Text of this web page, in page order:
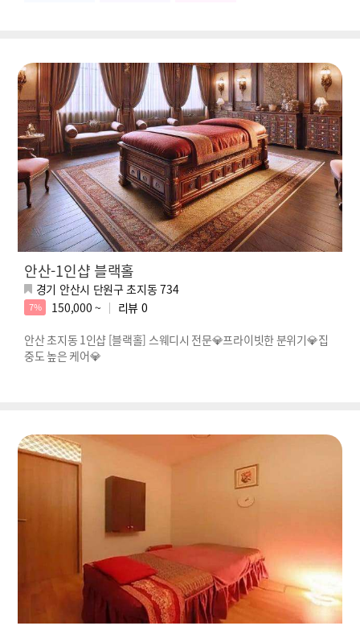
안산-1인샵 블랙홀
경기 안산시 단원구 초지동 734
7% 150,000 ~ 리뷰 0
안산 초지동 1인샵 [블랙홀] 스웨디시 전문💎프라이빗한 분위기💎집
중도 높은 케어💎